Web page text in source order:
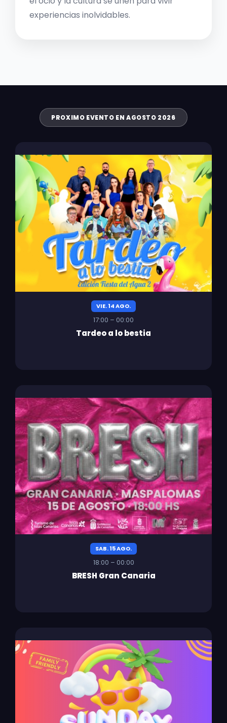
experiencias inolvidables.
PROXIMO EVENTO EN AGOSTO 2026
VIE. 14 AGO.
17:00 – 00:00
Tardeo a lo bestia
SAB. 15 AGO.
18:00 – 00:00
BRESH Gran Canaria